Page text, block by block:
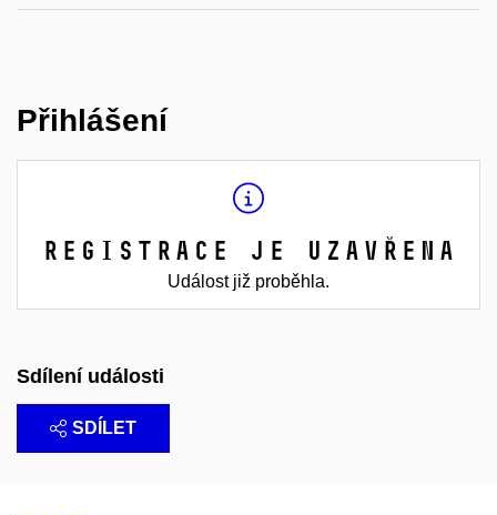
Přihlášení
Registrace je uzavřena
Událost již proběhla.
Sdílení události
SDÍLET